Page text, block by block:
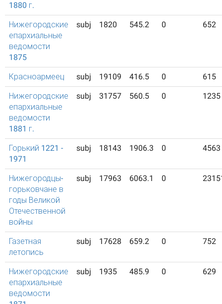
1880 г.
Нижегородские
епархиальные
ведомости
1875
subj 1820 545.2 0 652
Красноармеец subj 19109 416.5 0 615
Нижегородские
епархиальные
ведомости
1881 г.
subj 31757 560.5 0 1235
Горький 1221 -
1971
subj 18143 1906.3 0 4563
Нижегородцы-
горьковчане в
годы Великой
Отечественной
войны
subj 17963 6063.1 0
Газетная
летопись
subj 17628 659.2 0 752
Нижегородские
епархиальные
ведомости
subj 1935 485.9 0 629